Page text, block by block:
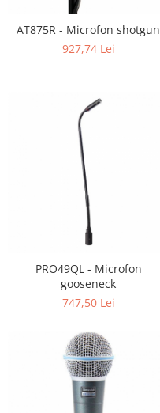
AT875R - Microfon shotgun
927,74 Lei
PRO49QL - Microfon
gooseneck
747,50 Lei